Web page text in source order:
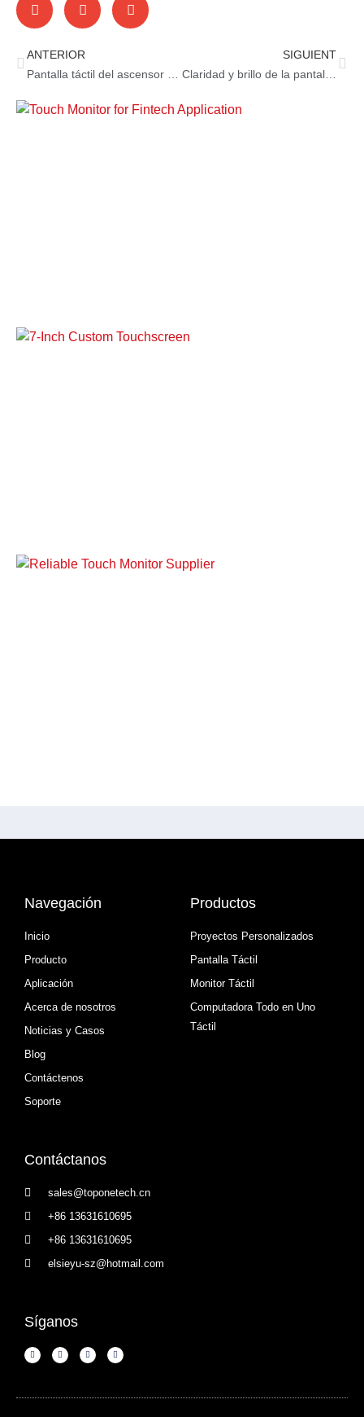
ANTERIOR
Pantalla táctil del ascensor de la tamaño: una guía completa
SIGUIENT
Claridad y brillo de la pantalla táctil
Navegación
Inicio
Producto
Aplicación
Acerca de nosotros
Noticias y Casos
Blog
Contáctenos
Soporte
Productos
Proyectos Personalizados
Pantalla Táctil
Monitor Táctil
Computadora Todo en Uno
Táctil
Contáctanos
sales@toponetech.cn
+86 13631610695
+86 13631610695
elsieyu-sz@hotmail.com
Síganos